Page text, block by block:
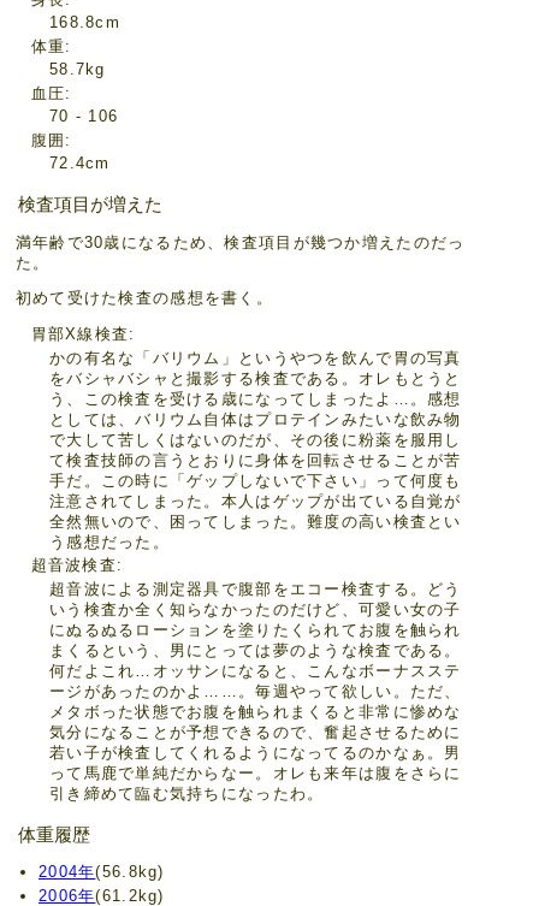
168.8cm
体重
58.7kg
血圧
70 - 106
腹囲
72.4cm
検査項目が増えた
満年齢で30歳になるため、検査項目が幾つか増えたのだっ
た。
初めて受けた検査の感想を書く。
胃部X線検査
かの有名な「バリウム」というやつを飲んで胃の写真
をバシャバシャと撮影する検査である。オレもとうと
う、この検査を受ける歳になってしまったよ…。感想
としては、バリウム自体はプロテインみたいな飲み物
で大して苦しくはないのだが、その後に粉薬を服用し
て検査技師の言うとおりに身体を回転させることが苦
手だ。この時に「ゲップしないで下さい」って何度も
注意されてしまった。本人はゲップが出ている自覚が
全然無いので、困ってしまった。難度の高い検査とい
う感想だった。
超音波検査
超音波による測定器具で腹部をエコー検査する。どう
いう検査か全く知らなかったのだけど、可愛い女の子
にぬるぬるローションを塗りたくられてお腹を触られ
まくるという、男にとっては夢のような検査である。
何だよこれ…オッサンになると、こんなボーナスステ
ージがあったのかよ……。毎週やって欲しい。ただ、
メタボった状態でお腹を触られまくると非常に惨めな
気分になることが予想できるので、奮起させるために
若い子が検査してくれるようになってるのかなぁ。男
って馬鹿で単純だからなー。オレも来年は腹をさらに
引き締めて臨む気持ちになったわ。
体重履歴
2004年(56.8kg)
2006年(61.2kg)